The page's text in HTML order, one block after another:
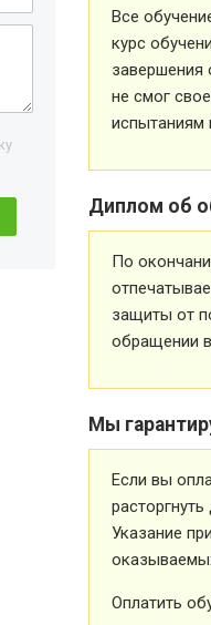
Все
курс
завершения
не смог
испытаниям
Диплом об
По
защиты от
обращении
Мы
Если вы
Указание
Оплатить